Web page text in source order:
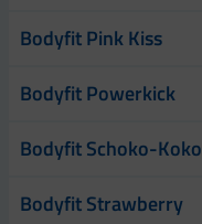
Bodyfit Pink Kiss
Bodyfit Powerkick
Bodyfit Schoko-Koko
Bodyfit Strawberry